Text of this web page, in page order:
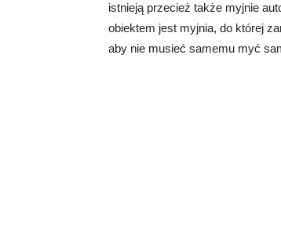
istnieją przecież także myjnie
obiektem jest myjnia, do której
aby nie musieć samemu myć